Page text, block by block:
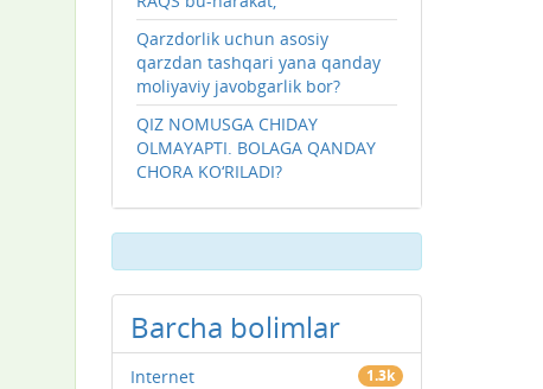
Qarzdorlik uchun asosiy
qarzdan tashqari yana qanday
moliyaviy javobgarlik bor?
QIZ NOMUSGA CHIDAY
OLMAYAPTI. BOLAGA QANDAY
CHORA KO‘RILADI?
Barcha bolimlar
Internet 1.3k